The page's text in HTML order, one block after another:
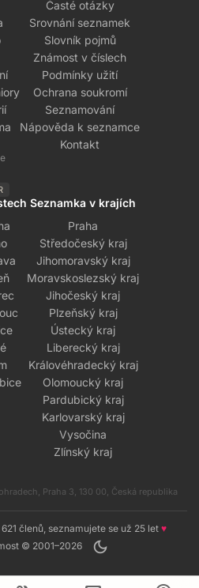
Přejít na hlavní obsah
Časté otázky
Srovnání seznamek
Slovník pojmů
Známost v číslech
Podmínky užití
Ochrana soukromí
Seznamování
Nápověda k seznamce
Kontakt
Seznamka v krajích
Praha
Středočeský kraj
Jihomoravský kraj
Moravskoslezský kraj
Jihočeský kraj
Plzeňský kraj
Ústecký kraj
Liberecký kraj
Královéhradecký kraj
Olomoucký kraj
Pardubický kraj
Karlovarský kraj
Vysočina
Zlínský kraj
Praha 3, 130 00, Česká republika
členů, seznamujete se už 25 let ♥
© 2001–2026
dark_mode